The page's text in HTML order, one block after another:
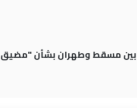
بين مسقط وطهران بشأن "مضيق